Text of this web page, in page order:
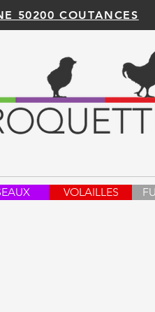
50200 COUTANCES
VOLAILLES